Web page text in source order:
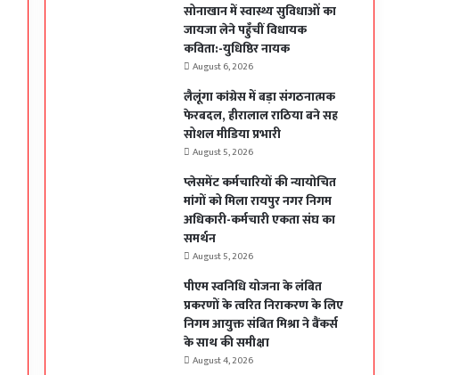
सोनाखान में स्वास्थ्य सुविधाओं का
जायजा लेने पहुँचीं विधायक
कविता:-युधिष्ठिर नायक
August 6, 2026
लैलूंगा कांग्रेस में बड़ा संगठनात्मक
फेरबदल, हीरालाल राठिया बने सह
सोशल मीडिया प्रभारी
August 5, 2026
प्लेसमेंट कर्मचारियों की न्यायोचित
मांगों को मिला रायपुर नगर निगम
अधिकारी-कर्मचारी एकता संघ का
समर्थन
August 5, 2026
पीएम स्वनिधि योजना के लंबित
प्रकरणों के त्वरित निराकरण के लिए
निगम आयुक्त संबित मिश्रा ने बैंकर्स
के साथ की समीक्षा
August 4, 2026